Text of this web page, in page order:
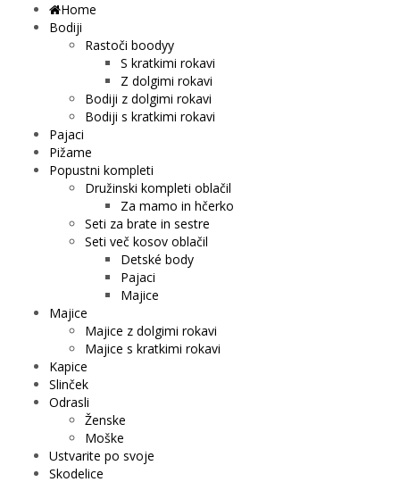
Home
Bodiji
Rastoči boodyy
S kratkimi rokavi
Z dolgimi rokavi
Bodiji z dolgimi rokavi
Bodiji s kratkimi rokavi
Pajaci
Pižame
Popustni kompleti
Družinski kompleti oblačil
Za mamo in hčerko
Seti za brate in sestre
Seti več kosov oblačil
Detské body
Pajaci
Majice
Majice
Majice z dolgimi rokavi
Majice s kratkimi rokavi
Kapice
Slinček
Odrasli
Ženske
Moške
Ustvarite po svoje
Skodelice